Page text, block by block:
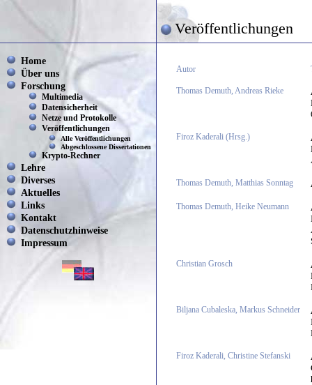
Veröffentlichungen
Home
Über uns
Forschung
Multimedia
Datensicherheit
Netze und Protokolle
Veröffentlichungen
Alle Veröffentlichungen
Abgeschlossene Dissertationen
Krypto-Rechner
Lehre
Diverses
Aktuelles
Links
Kontakt
Datenschutzhinweise
Impressum
Autor
Thomas Demuth, Andreas Rieke
Firoz Kaderali (Hrsg.)
Thomas Demuth, Matthias Sonntag
Thomas Demuth, Heike Neumann
Christian Grosch
Biljana Cubaleska, Markus Schneider
Firoz Kaderali, Christine Stefanski